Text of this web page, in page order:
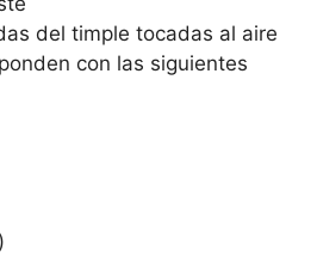
del timple tocadas al aire
con las siguientes